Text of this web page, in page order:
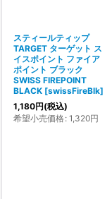
スティールティップ
TARGET ターゲット ス
イスポイント ファイア
ポイント ブラック
SWISS FIREPOINT
BLACK [swissFireBlk]
1,180円(税込)
希望小売価格: 1,320円